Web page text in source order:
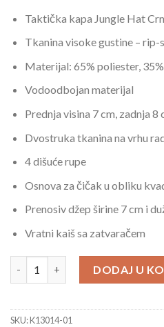
Taktička kapa Jungle Hat
Tkanina visoke gustine – rip-
Materijal: 65% poliester,
Vodoodbojan materijal
Prednja visina 7 cm, zadnja 8
Dvostruka tkanina na vrhu
4 dišuće rupe
Osnova za čičak u obliku
Prenosiv džep širine 7 cm i
Vratni kaiš sa zatvaračem
DODAJ U
SKU:K13014-01